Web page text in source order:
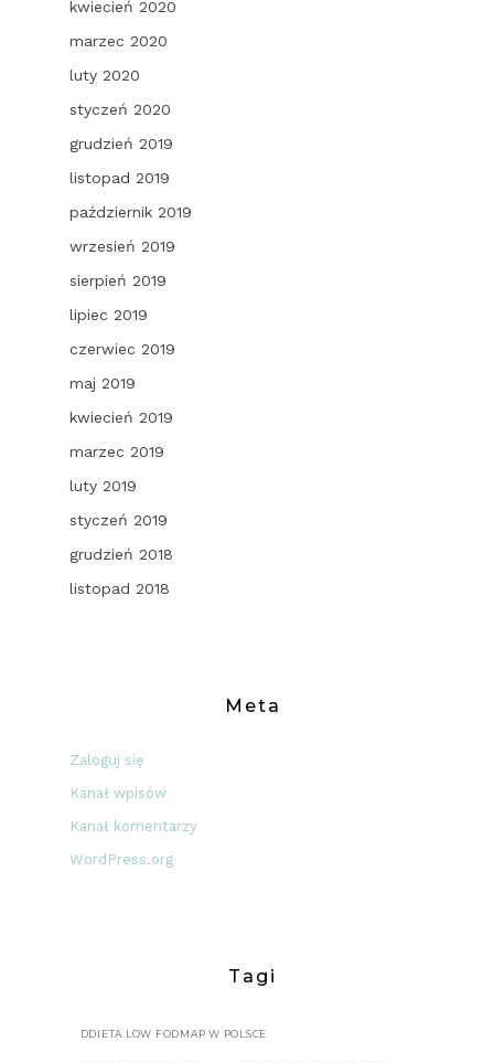
kwiecień 2020
marzec 2020
luty 2020
styczeń 2020
grudzień 2019
listopad 2019
październik 2019
wrzesień 2019
sierpień 2019
lipiec 2019
czerwiec 2019
maj 2019
kwiecień 2019
marzec 2019
luty 2019
styczeń 2019
grudzień 2018
listopad 2018
Meta
Zaloguj się
Kanał wpisów
Kanał komentarzy
WordPress.org
Tagi
DDIETA LOW FODMAP W POLSCE